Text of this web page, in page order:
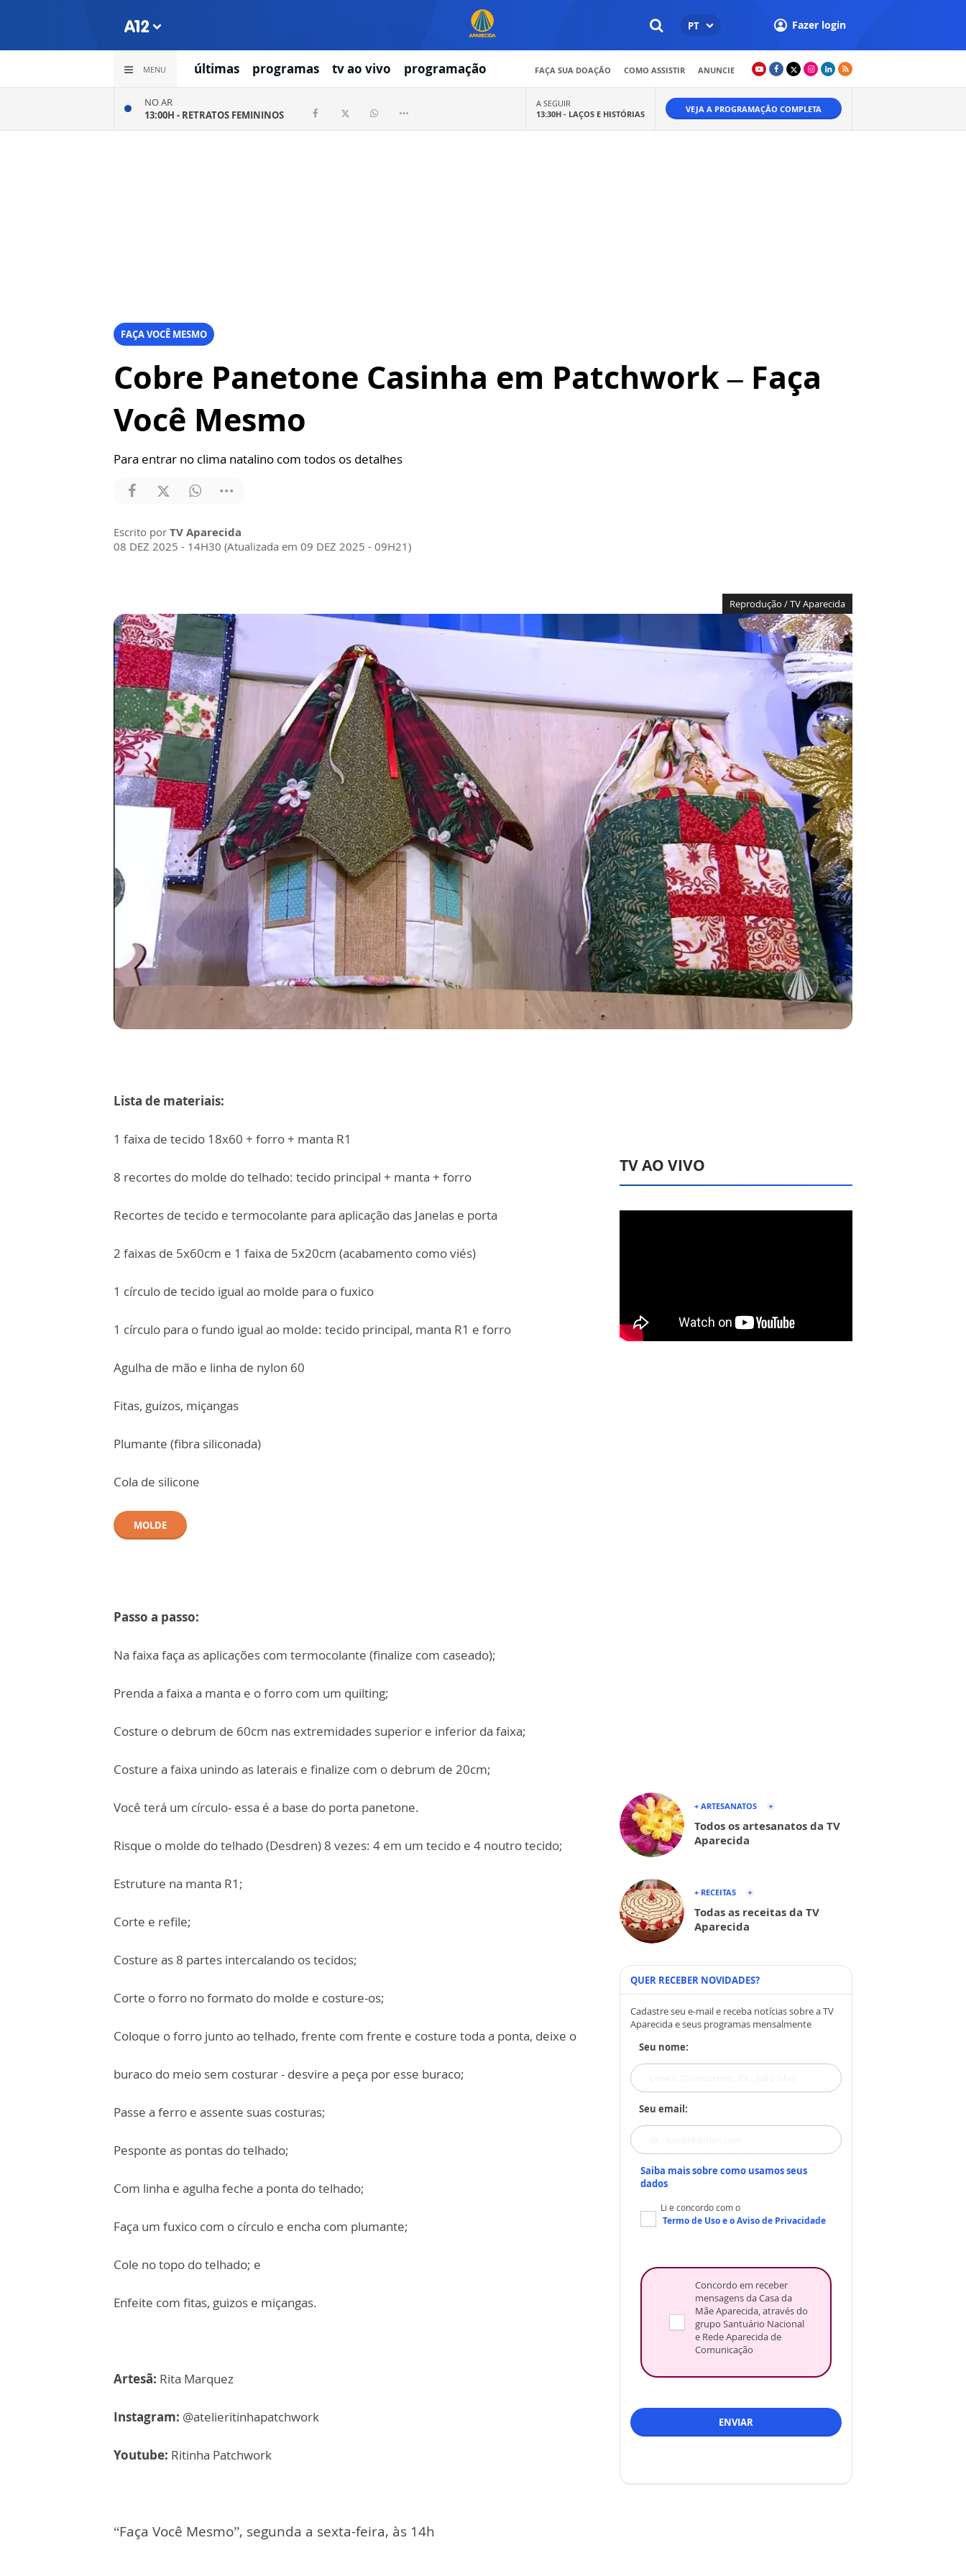
PT Fazer login
MENU últimas programas tv ao vivo programação FAÇA SUA DOAÇÃO COMO ASSISTIR ANUNCIE
NO AR
13:00H - RETRATOS FEMININOS
A SEGUIR
13:30H - LAÇOS E HISTÓRIAS VEJA A PROGRAMAÇÃO COMPLETA
FAÇA VOCÊ MESMO
Cobre Panetone Casinha em Patchwork – Faça
Você Mesmo
Para entrar no clima natalino com todos os detalhes
Escrito por TV Aparecida
08 DEZ 2025 - 14H30 (Atualizada em 09 DEZ 2025 - 09H21)
Reprodução / TV Aparecida
Lista de materiais:
1 faixa de tecido 18x60 + forro + manta R1
8 recortes do molde do telhado: tecido principal + manta + forro
Recortes de tecido e termocolante para aplicação das Janelas e porta
2 faixas de 5x60cm e 1 faixa de 5x20cm (acabamento como viés)
1 círculo de tecido igual ao molde para o fuxico
1 círculo para o fundo igual ao molde: tecido principal, manta R1 e forro
Agulha de mão e linha de nylon 60
Fitas, guizos, miçangas
Plumante (fibra siliconada)
Cola de silicone
MOLDE
Passo a passo:
Na faixa faça as aplicações com termocolante (finalize com caseado);
Prenda a faixa a manta e o forro com um quilting;
Costure o debrum de 60cm nas extremidades superior e inferior da faixa;
Costure a faixa unindo as laterais e finalize com o debrum de 20cm;
Você terá um círculo- essa é a base do porta panetone.
Risque o molde do telhado (Desdren) 8 vezes: 4 em um tecido e 4 noutro tecido;
Estruture na manta R1;
Corte e refile;
Costure as 8 partes intercalando os tecidos;
Corte o forro no formato do molde e costure-os;
Coloque o forro junto ao telhado, frente com frente e costure toda a ponta, deixe o
buraco do meio sem costurar - desvire a peça por esse buraco;
Passe a ferro e assente suas costuras;
Pesponte as pontas do telhado;
Com linha e agulha feche a ponta do telhado;
Faça um fuxico com o círculo e encha com plumante;
Cole no topo do telhado; e
Enfeite com fitas, guizos e miçangas.
Artesã: Rita Marquez
Instagram: @atelieritinhapatchwork
Youtube: Ritinha Patchwork
“Faça Você Mesmo”, segunda a sexta-feira, às 14h
TV AO VIVO
+ ARTESANATOS
Todos os artesanatos da TV
Aparecida
+ RECEITAS
Todas as receitas da TV
Aparecida
QUER RECEBER NOVIDADES?
Cadastre seu e-mail e receba notícias sobre a TV
Aparecida e seus programas mensalmente
Seu nome:
Seu email:
Saiba mais sobre como usamos seus
dados
Li e concordo com o
Termo de Usoe oAviso de Privacidade
Concordo em receber
mensagens da Casa da
Mãe Aparecida, através do
grupo Santuário Nacional
e Rede Aparecida de
Comunicação
ENVIAR